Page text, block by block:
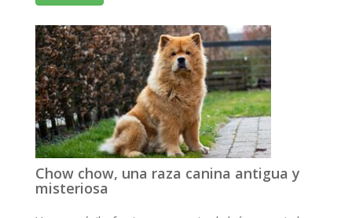
Chow chow, una raza canina antigua y
misteriosa